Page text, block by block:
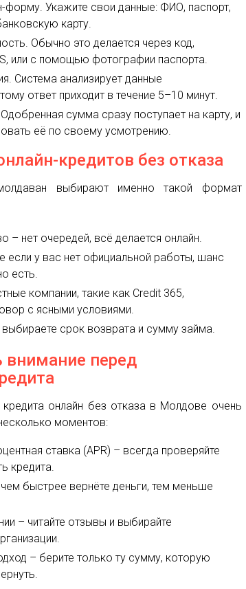
форму. Укажите свои данные: ФИО, паспорт,
карту.
Обычно это делается через код,
или с помощью фотографии паспорта.
Система анализирует данные
ответ приходит в течение 5–10 минут.
сумма сразу поступает на карту, и
её по своему усмотрению.
кредитов без отказа
выбирают именно такой формат
– нет очередей, всё делается онлайн.
если у вас нет официальной работы, шанс
есть.
компании, такие как Credit 365,
с ясными условиями.
срок возврата и сумму займа.
внимание перед
онлайн без отказа в Молдове очень
моментов:
ставка (APR) – всегда проверяйте
кредита.
быстрее вернёте деньги, тем меньше
– читайте отзывы и выбирайте
– берите только ту сумму, которую